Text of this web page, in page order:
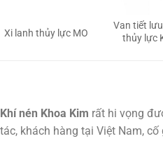
Xi lanh thủy lực MO
Van tiết
thủy lực
Khí nén Khoa Kim rất hi vọng
tác, khách hàng tại Việt Nam,